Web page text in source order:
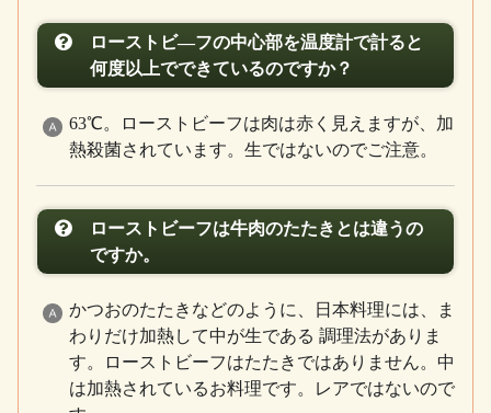
ローストビ―フの中心部を温度計で計ると
何度以上でできているのですか？
63℃。ローストビーフは肉は赤く見えますが、加
熱殺菌されています。生ではないのでご注意。
ローストビーフは牛肉のたたきとは違うの
ですか。
かつおのたたきなどのように、日本料理には、ま
わりだけ加熱して中が生である 調理法がありま
す。ローストビーフはたたきではありません。中
は加熱されているお料理です。レアではないので